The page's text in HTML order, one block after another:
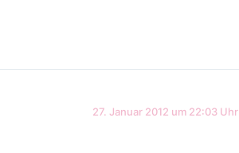
27. Januar 2012 um 22:03 Uhr